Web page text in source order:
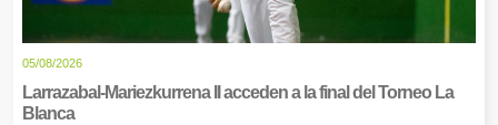
05/08/2026
Larrazabal-Mariezkurrena II acceden a la final del Torneo La
Blanca